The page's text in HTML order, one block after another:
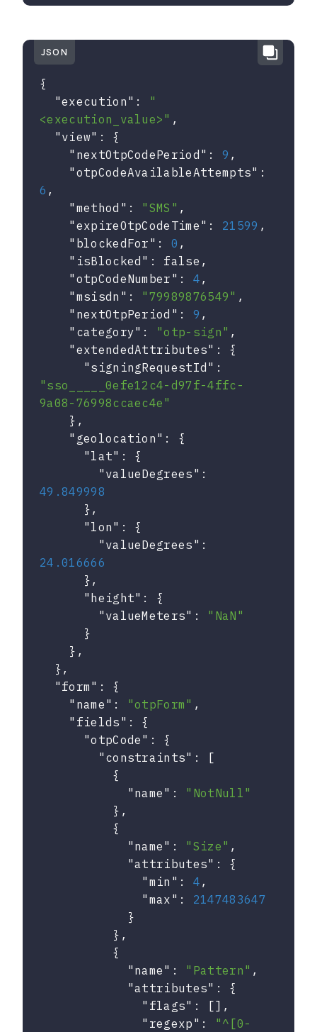
{
"execution" :
"
<execution_value>" ,
"view" : {
"nextOtpCodePeriod" : 9 ,
"otpCodeAvailableAttempts"
6 ,
"method" : "SMS" ,
"expireOtpCodeTime" : 21599 ,
"blockedFor" : 0 ,
"isBlocked" : false ,
"otpCodeNumber" : 4 ,
"msisdn" : "79989876549" ,
"nextOtpPeriod" : 9 ,
"category" : "otp-sign" ,
"extendedAttributes" : {
"signingRequestId"
"sso_____0efe12c4-d97f-4ffc-
9a08-76998ccaec4e"
"geolocation" : {
"lat" : {
"valueDegrees"
49.849998
"lon" : {
"valueDegrees"
24.016666
"height" : {
"valueMeters" : "NaN"
"form" : {
"name" : "otpForm" ,
"fields" : {
"otpCode" : {
"constraints" : [
"name" : "NotNull"
"name" : "Size" ,
"attributes" : {
"min" : 4 ,
"max" : 2147483647
"name" : "Pattern" ,
"attributes" : {
"flags" : [],
"regexp" :
"^[0-
JSON